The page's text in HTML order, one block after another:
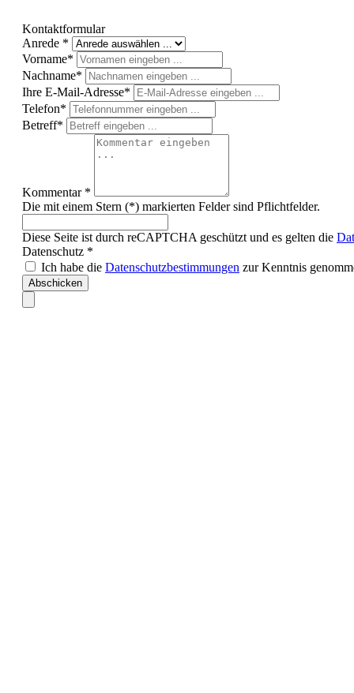
Kontaktformular
Anrede *
Vorname*
Nachname*
Ihre E-Mail-Adresse*
Telefon*
Betreff*
Kommentar *
Die mit einem Stern (*) markierten Felder sind Pflichtfelder.
Diese Seite ist durch reCAPTCHA geschützt und es gelten die
Datenschutz *
Ich habe die Datenschutzbestimmungen zur Kenntnis
Abschicken